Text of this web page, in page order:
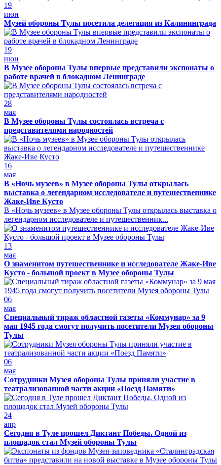
19
июн
Музей обороны Тулы посетила делегация из Калининграда
19
июн
В Музее обороны Тулы впервые представили экспонаты о
работе врачей в блокадном Ленинграде
28
мая
В Музее обороны Тулы состоялась встреча с
представителями народностей
16
мая
В «Ночь музеев» в Музее обороны Тулы открылась
выставка о легендарном исследователе и путешественнике
Жаке-Иве Кусто
В «Ночь музеев» в Музее обороны Тулы открылась выставка о
легендарном исследователе и путешественник...
13
мая
О знаменитом путешественнике и исследователе Жаке-Иве
Кусто - большой проект в Музее обороны Тулы
06
мая
Специальный тираж областной газеты «Коммунар» за 9
мая 1945 года смогут получить посетители Музея обороны
Тулы
06
мая
Сотрудники Музея обороны Тулы приняли участие в
театрализованной части акции «Поезд Памяти»
24
апр
Сегодня в Туле прошел Диктант Победы. Одной из
площадок стал Музей обороны Тулы